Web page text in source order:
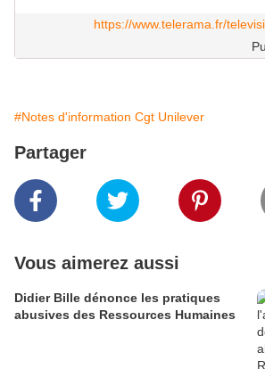
https://www.telerama.fr/
#Notes d'information Cgt Unilever
Partager
Vous aimerez aussi
Didier Bille dénonce les pratiques
abusives des Ressources Humaines